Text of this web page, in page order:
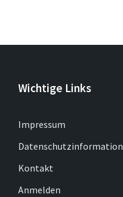
Wichtige Links
Impressum
Datenschutzinformation
Kontakt
Anmelden